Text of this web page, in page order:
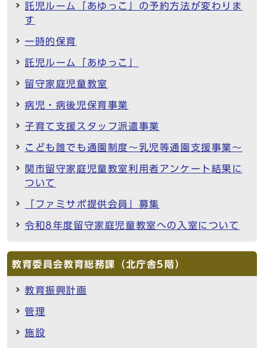
託児ルーム「あゆっこ」の予約方法が変わりま
す
一時的保育
託児ルーム「あゆっこ」
留守家庭児童教室
病児・病後児保育事業
子育て支援スタッフ派遣事業
こども誰でも通園制度～乳児等通園支援事業～
関市留守家庭児童教室利用者アンケート結果に
ついて
「ファミサポ提供会員」募集
令和8年度留守家庭児童教室への入室について
教育委員会教育総務課（北庁舎5階）
教育振興計画
管理
施設